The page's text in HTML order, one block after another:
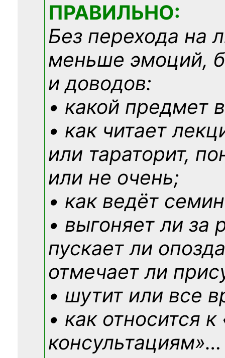
ПРАВИЛЬНО:
Без перехода на
меньше эмоций,
и доводов:
• какой предмет
• как читает
или тараторит,
или не очень;
• как ведёт
• выгоняет ли за
пускает ли
отмечает ли
• шутит или все
• как относится
консультациям»…